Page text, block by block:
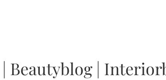
| Beautyblog |